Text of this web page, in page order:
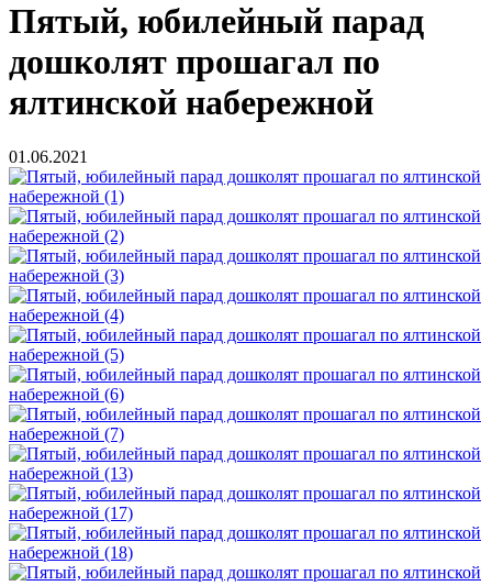
Пятый, юбилейный парад
дошколят прошагал по
ялтинской набережной
01.06.2021